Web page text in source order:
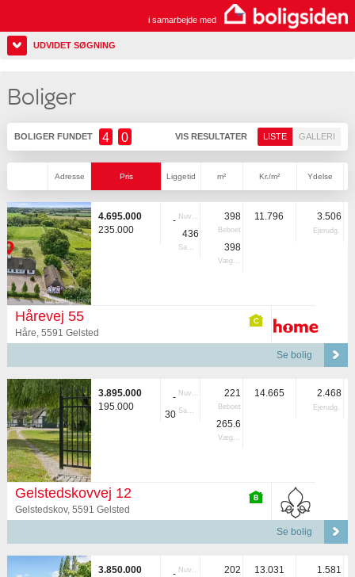
i samarbejde med
UDVIDET SØGNING
Boliger
BOLIGER FUNDET 4 0 VIS RESULTATER LISTE GALLERI
Adresse Pris Liggetid m² Kr./m² Ydelse
4.695.000
235.000
- Nuvær.
436
Samlet
398
Beboet
398
Vægtet
11.796 3.506
Ejerudg.
Hårevej 55
Håre, 5591 Gelsted
Se bolig
3.895.000
195.000
- Nuvær.
30 Samlet
221
Beboet
265.6
Vægtet
14.665 2.468
Ejerudg.
Gelstedskovvej 12
Gelstedskov, 5591 Gelsted
Se bolig
3.850.000
- Nuvær. 202 13.031 1.581